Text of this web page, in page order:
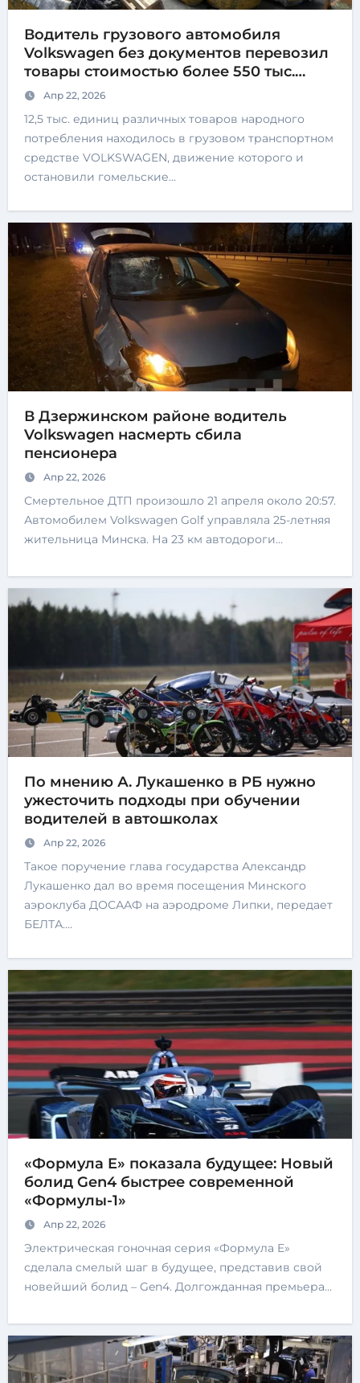
Водитель грузового автомобиля
Volkswagen без документов перевозил
товары стоимостью более 550 тыс.
рублей
Апр 22, 2026
12,5 тыс. единиц различных товаров народного
потребления находилось в грузовом транспортном
средстве VOLKSWAGEN, движение которого и
остановили гомельские…
В Дзержинском районе водитель
Volkswagen насмерть сбила
пенсионера
Апр 22, 2026
Смертельное ДТП произошло 21 апреля около 20:57.
Автомобилем Volkswagen Golf управляла 25-летняя
жительница Минска. На 23 км автодороги…
По мнению А. Лукашенко в РБ нужно
ужесточить подходы при обучении
водителей в автошколах
Апр 22, 2026
Такое поручение глава государства Александр
Лукашенко дал во время посещения Минского
аэроклуба ДОСААФ на аэродроме Липки, передает
БЕЛТА.…
«Формула E» показала будущее: Новый
болид Gen4 быстрее современной
«Формулы-1»
Апр 22, 2026
Электрическая гоночная серия «Формула E»
сделала смелый шаг в будущее, представив свой
новейший болид – Gen4. Долгожданная премьера…